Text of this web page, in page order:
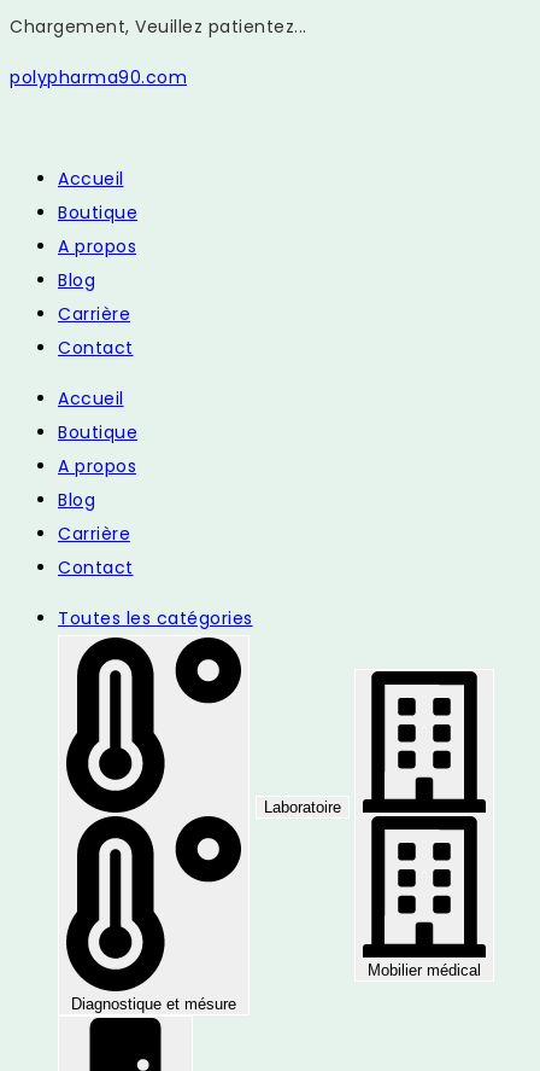
Chargement, Veuillez patientez...
Skip
polypharma90.com
Accueil
Boutique
A propos
Blog
Carrière
Contact
Accueil
Boutique
A propos
Blog
Carrière
Contact
Toutes les catégories
Diagnostique et mésure
Laboratoire
Mobilier médical